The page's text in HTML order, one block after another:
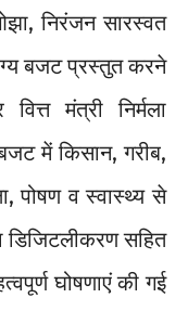
निरंजन सारस्वत
बजट प्रस्तुत करने
मंत्री निर्मला
में किसान, गरीब,
पोषण व स्वास्थ्य से
डिजिटलीकरण सहित
घोषणाएं की गई